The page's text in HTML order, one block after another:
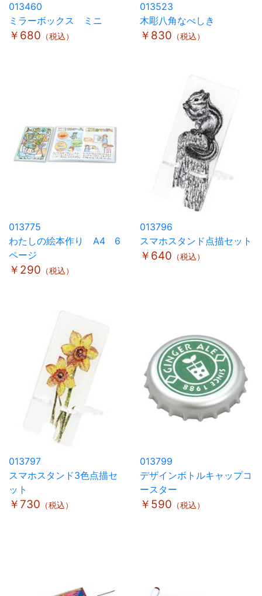
013460
ミラーボックス ミニ
￥680 （税込）
013523
木彫八角なべしき
￥830 （税込）
013775
わたしの絵本作り A4 6
ページ
￥290 （税込）
013796
スマホスタンド点描セット
￥640 （税込）
013797
スマホスタンド3色点描セ
ット
￥730 （税込）
013799
デザインボトルキャップコ
ースター
￥590 （税込）